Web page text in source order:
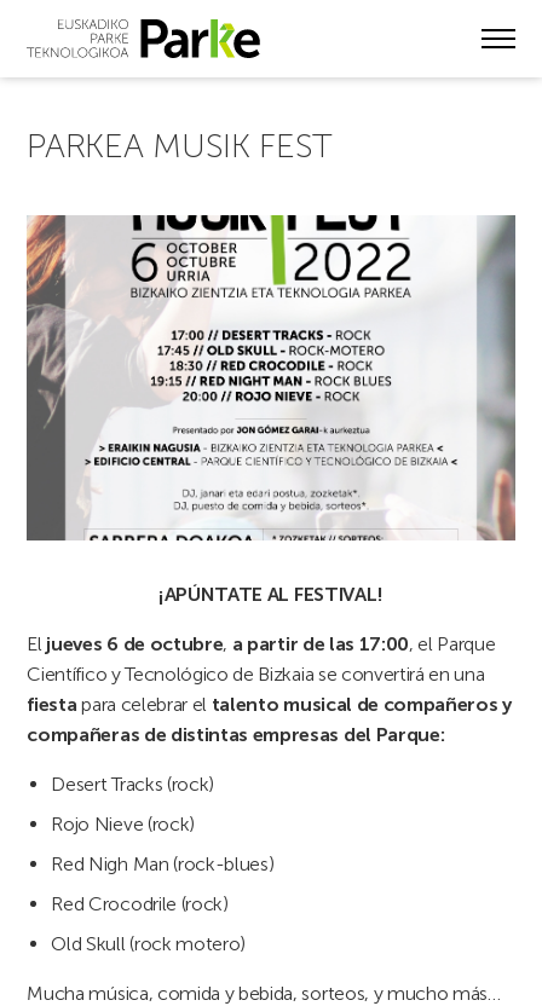
PARKEA MUSIK FEST
¡APÚNTATE AL FESTIVAL!
El jueves 6 de octubre, a partir de las 17:00, el Parque
Científico y Tecnológico de Bizkaia se convertirá en una
fiesta para celebrar el talento musical de compañeros y
compañeras de distintas empresas del Parque:
Desert Tracks (rock)
Rojo Nieve (rock)
Red Nigh Man (rock-blues)
Red Crocodrile (rock)
Old Skull (rock motero)
Mucha música, comida y bebida, sorteos, y mucho más…